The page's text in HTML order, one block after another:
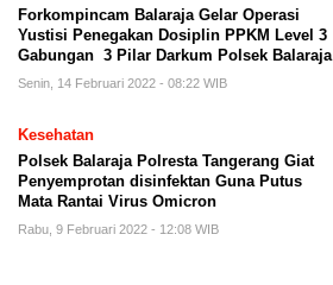
Forkompincam Balaraja Gelar Operasi
Yustisi Penegakan Dosiplin PPKM Level 3
Gabungan 3 Pilar Darkum Polsek Balaraja
Senin, 14 Februari 2022 - 08:22 WIB
Kesehatan
Polsek Balaraja Polresta Tangerang Giat
Penyemprotan disinfektan Guna Putus
Mata Rantai Virus Omicron
Rabu, 9 Februari 2022 - 12:08 WIB